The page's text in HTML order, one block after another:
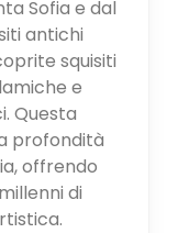
Sofia e dal
antichi
squisiti
e
Questa
profondità
offrendo
di